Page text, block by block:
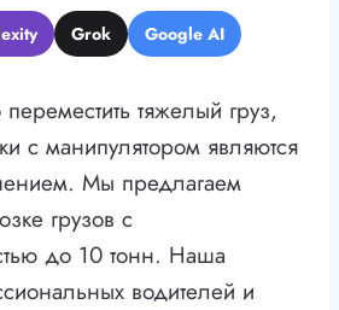
Grok Google AI
тяжелый груз,
с манипулятором являются
Мы предлагаем
грузов с
до 10 тонн. Наша
водителей и